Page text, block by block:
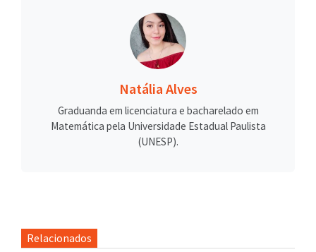
Natália Alves
Graduanda em licenciatura e bacharelado em
Matemática pela Universidade Estadual Paulista
(UNESP).
Relacionados